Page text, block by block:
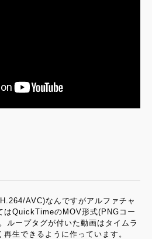
AVC)なんですがアルファチャ
はQuickTimeのMOV形式(PNGコー
ループタグが付いた動画はタイムラ
生できるように作っています。